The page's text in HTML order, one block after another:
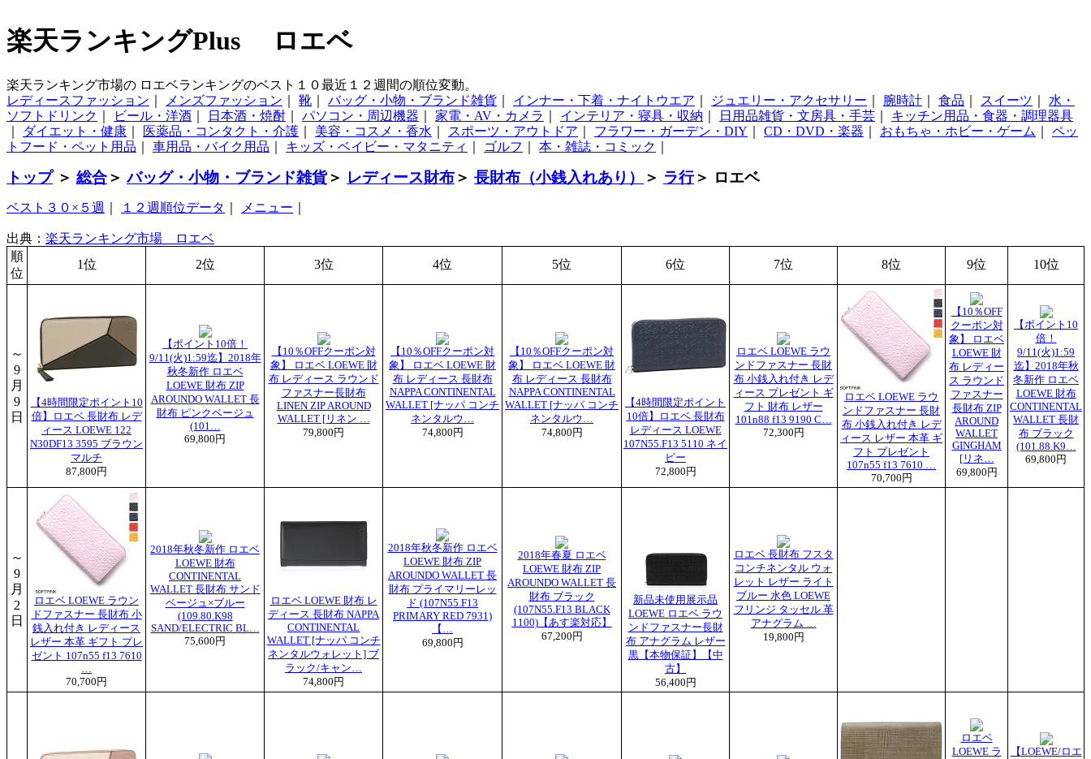
楽天ランキングPlus ロエベ
楽天ランキング市場の ロエベランキングのベスト１０最近１２週間の順位変動。
レディースファッション
メンズファッション 靴 バッグ・小物・ブランド雑貨 インナー・下着・ナイトウエア ジュエリー・アクセサリー 腕時計 食品 スイーツ
水・
ソフトドリンク
ビール・洋酒 日本酒・焼酎 パソコン・周辺機器 家電・AV・カメラ インテリア・寝具・収納 日用品雑貨・文房具・手芸
キッチン用品・食器・調理器具
ダイエット・健康 医薬品・コンタクト・介護 美容・コスメ・香水 スポーツ・アウトドア フラワー・ガーデン・DIY CD・DVD・楽器 おもちゃ・ホビー・ゲーム
ペッ
トフード・ペット用品
車用品・バイク用品 キッズ・ベイビー・マタニティ ゴルフ 本・雑誌・コミック
トップ＞ 総合＞バッグ・小物・ブランド雑貨＞ レディース財布＞ 長財布（小銭入れあり） ＞ ラ行＞ ロエベ
ベスト３０×５週 １２週順位データ メニュー
出典： 楽天ランキング市場 ロエベ
順
位
1位 2位 3位 4位 5位 6位 7位 8位 9位 10位
～
9
月
9
日
【4時間限定ポイント10
倍】ロエベ 長財布 レデ
ィース LOEWE 122
N30DF13 3595 ブラウン
マルチ
87,800円
【ポイント10倍！
9/11(火)1:59迄】2018年
秋冬新作 ロエベ
LOEWE 財布 ZIP
AROUNDO WALLET 長
財布 ピンクベージュ
(101…
69,800円
【10％OFFクーポン対
象】 ロエベ LOEWE 財
布 レディース ラウンド
ファスナー長財布
LINEN ZIP AROUND
WALLET [リネン …
79,800円
【10％OFFクーポン対
象】 ロエベ LOEWE 財
布 レディース 長財布
NAPPA CONTINENTAL
WALLET [ナッパ コンチ
ネンタルウ…
74,800円
【10％OFFクーポン対
象】 ロエベ LOEWE 財
布 レディース 長財布
NAPPA CONTINENTAL
WALLET [ナッパ コンチ
ネンタルウ…
74,800円
【4時間限定ポイント
10倍】ロエベ 長財布
レディース LOEWE
107N55.F13 5110 ネイ
ビー
72,800円
ロエベ LOEWE ラウ
ンドファスナー 長財
布 小銭入れ付き レデ
ィース プレゼント ギ
フト 財布 レザー
101n88 f13 9190 C…
72,300円
ロエベ LOEWE ラウ
ンドファスナー 長財
布 小銭入れ付き レデ
ィース レザー 本革 ギ
フト プレゼント
107n55 f13 7610 …
70,700円
【10％OFF
クーポン対
象】 ロエベ
LOEWE 財
布 レディー
ス ラウンド
ファスナー
長財布 ZIP
AROUND
WALLET
GINGHAM
[リネ…
69,800円
【ポイント10
倍！
9/11(火)1:59
迄】2018年秋
冬新作 ロエベ
LOEWE 財布
CONTINENTAL
WALLET 長財
布 ブラック
(101.88.K9…
69,800円
～
9
月
2
日
ロエベ LOEWE ラウン
ドファスナー 長財布 小
銭入れ付き レディース
レザー 本革 ギフト プレ
ゼント 107n55 f13 7610
…
70,700円
2018年秋冬新作 ロエベ
LOEWE 財布
CONTINENTAL
WALLET 長財布 サンド
ベージュ×ブルー
(109.80.K98
SAND/ELECTRIC BL…
75,600円
ロエベ LOEWE 財布 レ
ディース 長財布 NAPPA
CONTINENTAL
WALLET [ナッパ コンチ
ネンタルウォレット] ブ
ラック/キャン…
74,800円
2018年秋冬新作 ロエベ
LOEWE 財布 ZIP
AROUNDO WALLET 長
財布 プライマリーレッ
ド (107N55.F13
PRIMARY RED 7931)
【…
69,800円
2018年春夏 ロエベ
LOEWE 財布 ZIP
AROUNDO WALLET 長
財布 ブラック
(107N55.F13 BLACK
1100)【あす楽対応】
67,200円
新品未使用展示品
LOEWE ロエベ ラウ
ンドファスナー長財
布 アナグラム レザー
黒【本物保証】【中
古】
56,400円
ロエベ 長財布 フスタ
コンチネンタル ウォ
レット レザー ライト
ブルー 水色 LOEWE
フリンジ タッセル 革
アナグラム …
19,800円
ロエベ
LOEWE ラ
【LOEWE/ロエ